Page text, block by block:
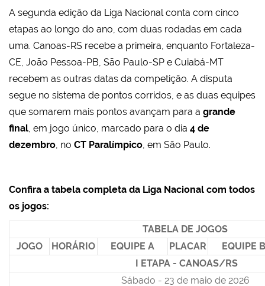
A segunda edição da Liga Nacional conta com cinco
etapas ao longo do ano, com duas rodadas em cada
uma. Canoas-RS recebe a primeira, enquanto Fortaleza-
CE, João Pessoa-PB, São Paulo-SP e Cuiabá-MT
recebem as outras datas da competição. A disputa
segue no sistema de pontos corridos, e as duas equipes
que somarem mais pontos avançam para a grande
final, em jogo único, marcado para o dia 4 de
dezembro, no CT Paralímpico, em São Paulo.
Confira a tabela completa da Liga Nacional com todos
os jogos:
TABELA DE JOGOS
JOGO
HORÁRIO EQUIPE A PLACAR
EQUIPE B
I ETAPA - CANOAS/RS
Sábado - 23 de maio de 2026